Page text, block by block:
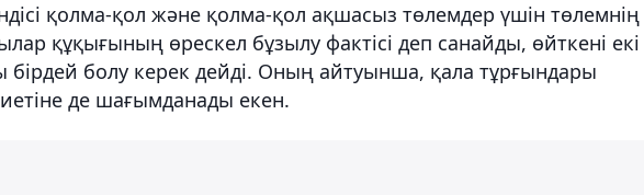
қолма-қол және қолма-қол ақшасыз төлемдер үшін төлемнің
құқығының өрескел бұзылу фактісі деп санайды, өйткені екі
болу керек дейді. Оның айтуынша, қала тұрғындары
де шағымданады екен.